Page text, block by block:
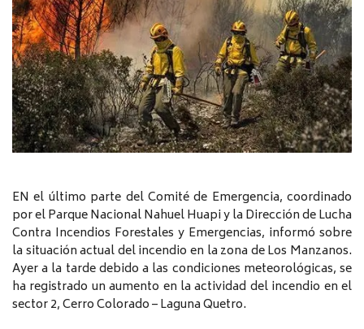
EN el último parte del Comité de Emergencia, coordinado
por el Parque Nacional Nahuel Huapi y la Dirección de Lucha
Contra Incendios Forestales y Emergencias, informó sobre
la situación actual del incendio en la zona de Los Manzanos.
Ayer a la tarde debido a las condiciones meteorológicas, se
ha registrado un aumento en la actividad del incendio en el
sector 2, Cerro Colorado – Laguna Quetro.